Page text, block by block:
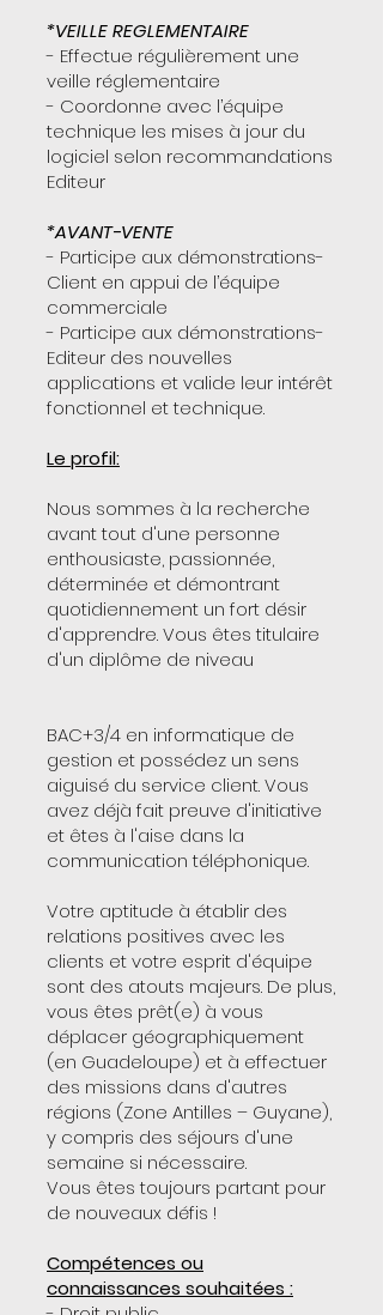
*VEILLE REGLEMENTAIRE
- Effectue régulièrement une
veille réglementaire
- Coordonne avec l’équipe
technique les mises à jour du
logiciel selon recommandations
Editeur
*AVANT-VENTE
- Participe aux démonstrations-
Client en appui de l’équipe
commerciale
- Participe aux démonstrations-
Editeur des nouvelles
applications et valide leur intérêt
fonctionnel et technique.
Le profil:
Nous sommes à la recherche
avant tout d'une personne
enthousiaste, passionnée,
déterminée et démontrant
quotidiennement un fort désir
d'apprendre. Vous êtes titulaire
d'un diplôme de niveau
BAC+3/4 en informatique de
gestion et possédez un sens
aiguisé du service client. Vous
avez déjà fait preuve d'initiative
et êtes à l'aise dans la
communication téléphonique.
Votre aptitude à établir des
relations positives avec les
clients et votre esprit d'équipe
sont des atouts majeurs. De plus,
vous êtes prêt(e) à vous
déplacer géographiquement
(en Guadeloupe) et à effectuer
des missions dans d'autres
régions (Zone Antilles – Guyane),
y compris des séjours d'une
semaine si nécessaire.
Vous êtes toujours partant pour
de nouveaux défis !
Compétences ou
connaissances souhaitées :